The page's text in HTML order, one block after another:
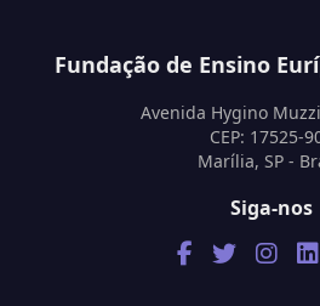
Fundação de Ensino
Avenida Hygino
CEP: 17525-
Marília, SP -
Siga-nos